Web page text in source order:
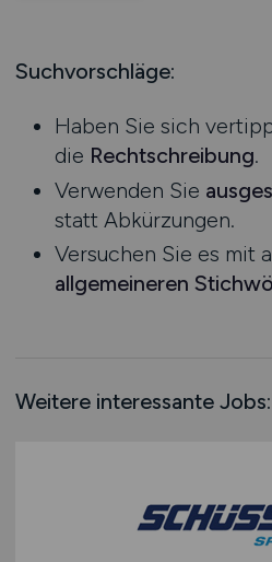
Ausbildung / Studium
Praktikum
Mecklenburg-Vorpommern
Nordrhein-Westfalen
Rheinland-Pfalz
Saarland
Sachsen
Sachsen-Anhalt
Schleswig-Holstein
Schweiz
Suchvorschläge:
Haben Sie sich
die Rechtschreibung.
Verwenden Sie
statt Abkürzungen.
Versuchen Sie es mit
allgemeineren
Weitere interessante Jobs: